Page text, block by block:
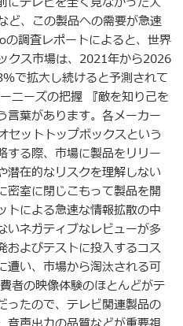
ど、この製品への需要が急速
調査レポートによると、世界
クス市場は、2021年から2026
で拡大し続けると予測されて
ニーズの把握 『敵を知り己を
言葉があります。各メーカー
セットトップボックスという
する際、市場に製品をリリー
潜在的なリスクを理解しない
密室に閉じこもって製品を開
トによる急速な情報拡散の中
いネガティブなレビューが多
およびテストに投入するコス
遭い、市場から淘汰される可
者の映像体験のほとんどがテ
ったので、テレビ関連製品の